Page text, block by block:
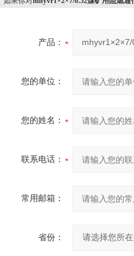
产品：
您的单位：
您的姓名：
联系电话：
常用邮箱：
省份：